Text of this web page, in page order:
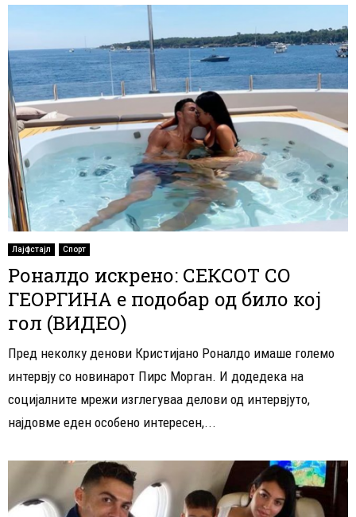
Лајфстајл Спорт
Роналдо искрено: СЕКСОТ СО
ГЕОРГИНА е подобар од било кој
гол (ВИДЕО)
Пред неколку денови Кристијано Роналдо имаше големо
интервју со новинарот Пирс Морган. И додедека на
социјалните мрежи изглегуваа делови од интервјуто,
најдовме еден особено интересен,...